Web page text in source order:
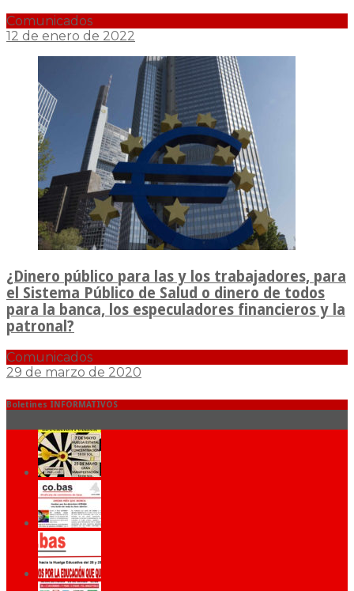
Comunicados
12 de enero de 2022
¿Dinero público para las y los trabajadores, para
el Sistema Público de Salud o dinero de todos
para la banca, los especuladores financieros y la
patronal?
Comunicados
29 de marzo de 2020
Boletines INFORMATIVOS